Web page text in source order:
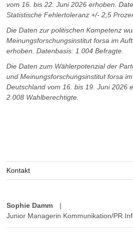
vom 16. bis 22. Juni 2026 erhoben.
Statistische Fehlertoleranz +/- 2,5
Die Daten zur politischen Kompetenz
Meinungsforschungsinstitut forsa im
erhoben. Datenbasis: 1.004 Befragte.
Die Daten zum Wählerpotenzial der
und Meinungsforschungsinstitut forsa
Deutschland vom 16. bis 19. Juni 2026
2.008 Wahlberechtigte.
Kontakt
Sophie Damm
|
Junior Managerin Kommunikation/PR